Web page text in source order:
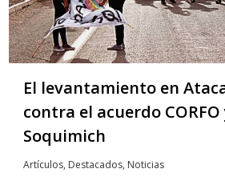
El levantamiento en
contra el acuerdo CORFO
Soquimich
Artículos, Destacados, Noticias